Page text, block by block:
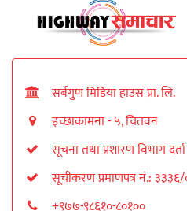
सर्बगुण मिडिया हाउस प्रा. लि.
इच्छाकामना - ५, चितवन
सूचना तथा प्रशारण विभाग
सूचीकरण प्रमाणपत्र नं.:
+९७७-९८६१०-८०१००